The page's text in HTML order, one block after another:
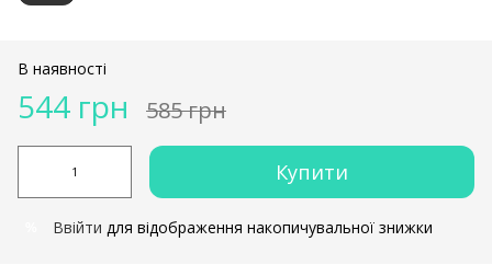
В наявності
544 грн 585 грн
Купити
Ввійти для відображення накопичувальної знижки